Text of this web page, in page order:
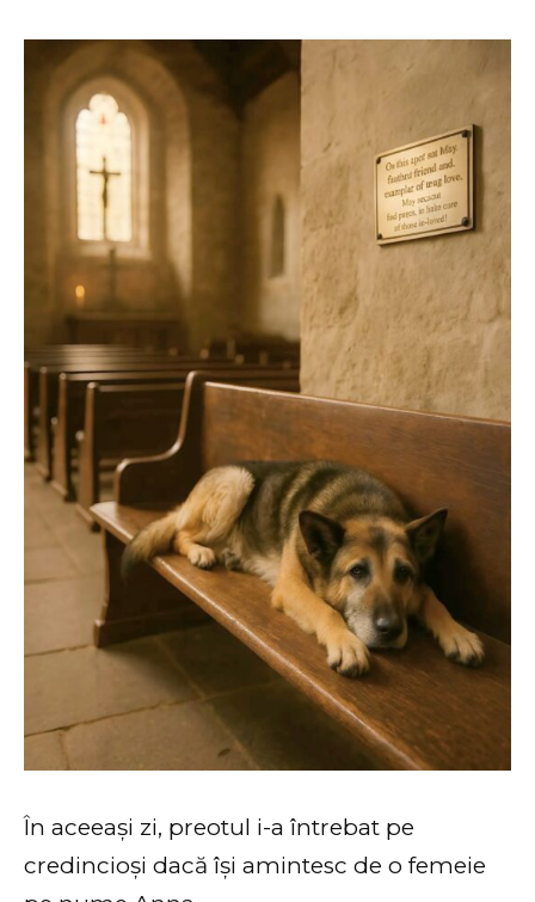
În aceeași zi, preotul i-a întrebat pe
credincioși dacă își amintesc de o femeie